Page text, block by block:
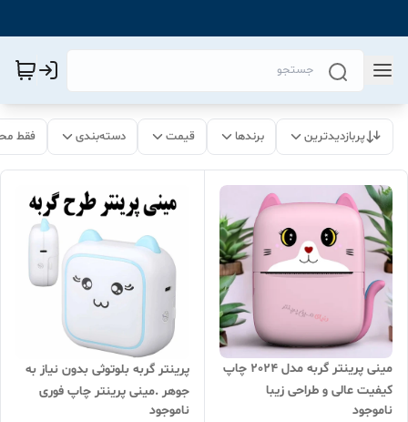
پربازدیدترین برندها قیمت دسته‌بندی فقط
مینی پرینتر گربه مدل 2024 چاپ
کیفیت عالی و طراحی زیبا
مخصوص آنلاین شاپ ها و دانش
ناموجود
پرینتر گربه بلوتوثی بدون نیاز به
جوهر .مینی پرینتر چاپ فوری
ناموجود